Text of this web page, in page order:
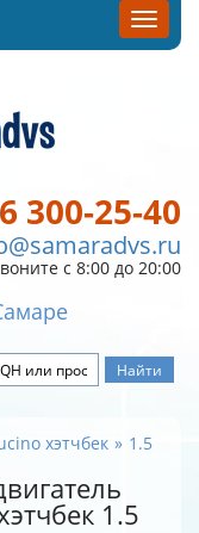
300-25-40
с 8:00 до 20:00
хэтчбек 1.5
1.5